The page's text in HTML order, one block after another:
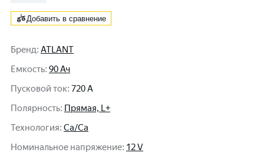
Добавить в сравнение
Бренд: ATLANT
Емкость: 90 Ач
Пусковой ток: 720 A
Полярность: Прямая, L+
Технология: Ca/Ca
Номинальное напряжение: 12 V